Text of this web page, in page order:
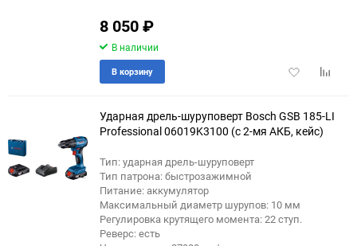
8 050₽
В наличии
Добавить
В корзину
Ударная дрель-шуруповерт Bosch GSB 185-LI
Professional 06019K3100 (с 2-мя АКБ, кейс)
Тип: ударная дрель-шуруповерт
Тип патрона: быстрозажимной
Питание: аккумулятор
Максимальный диаметр шурупов: 10 мм
Регулировка крутящего момента: 22 ступ.
Реверс: есть